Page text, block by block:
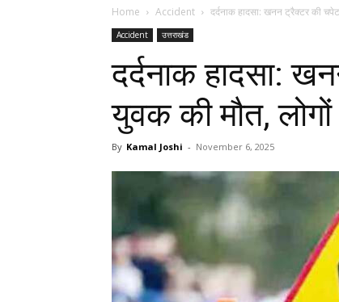
Home Accident दर्दनाक हादसा: खनन ट्रैक्टर की
Accident उत्तराखंड
दर्दनाक हादसा:
युवक की मौत,
By Kamal Joshi - November 6, 2025